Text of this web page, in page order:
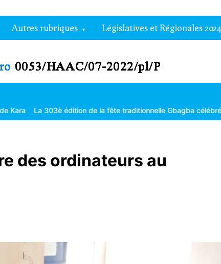
Autres rubriques Législatives et Régionales 2024
édition de la fête traditionnelle Gbagba célébrée dans la
des ordinateurs au